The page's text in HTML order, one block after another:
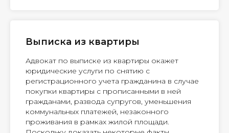
Выписка из квартиры
Адвокат по выписке из квартиры окажет
юридические услуги по снятию с
регистрационного учета гражданина в случае
покупки квартиры с прописанными в ней
гражданами, развода супругов, уменьшения
коммунальных платежей, незаконного
проживания в рамках жилой площади.